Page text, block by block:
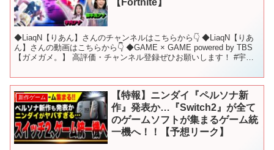
【Fortnite】
◆LiaqN【りあん】さんのチャンネルはこちらから👇 ◆LiaqN【りあ
ん】さんの動画はこちらから👇 ◆GAME × GAME powered by TBS
【ガメガメ。】 高評価・チャンネル登録ぜひお願いします！ #宇内
新作ゲーム
【特報】ニンダイ『ペルソナ新
作』発表か…『Switch2』が全て
のゲームソフトが集まるゲーム統
一機へ！！【予想リーク】